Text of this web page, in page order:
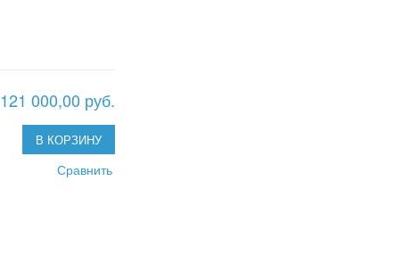
121 000,00 руб.
В КОРЗИНУ
Сравнить